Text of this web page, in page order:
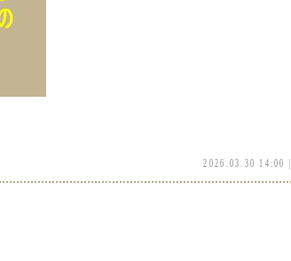
2026.03.30 14:00 |